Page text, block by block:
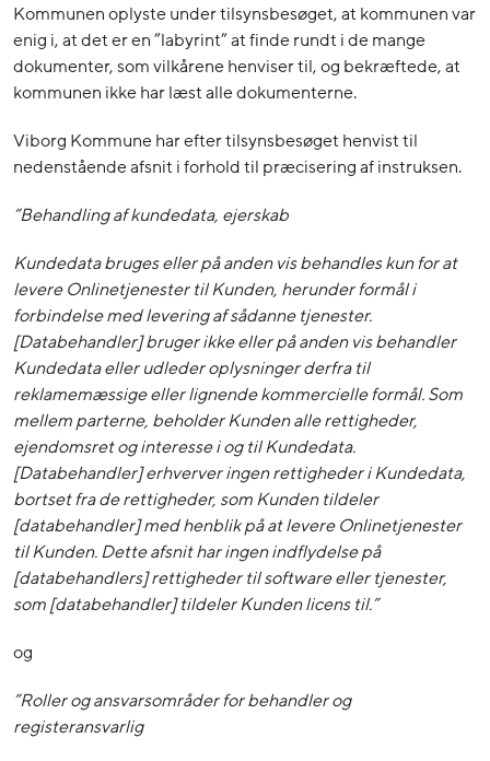
Kommunen oplyste under tilsynsbesøget, at kommunen var
enig i, at det er en ”labyrint” at finde rundt i de mange
dokumenter, som vilkårene henviser til, og bekræftede, at
kommunen ikke har læst alle dokumenterne.
Viborg Kommune har efter tilsynsbesøget henvist til
nedenstående afsnit i forhold til præcisering af instruksen.
”Behandling af kundedata, ejerskab
Kundedata bruges eller på anden vis behandles kun for at
levere Onlinetjenester til Kunden, herunder formål i
forbindelse med levering af sådanne tjenester.
[Databehandler] bruger ikke eller på anden vis behandler
Kundedata eller udleder oplysninger derfra til
reklamemæssige eller lignende kommercielle formål. Som
mellem parterne, beholder Kunden alle rettigheder,
ejendomsret og interesse i og til Kundedata.
[Databehandler] erhverver ingen rettigheder i Kundedata,
bortset fra de rettigheder, som Kunden tildeler
[databehandler] med henblik på at levere Onlinetjenester
til Kunden. Dette afsnit har ingen indflydelse på
[databehandlers] rettigheder til software eller tjenester,
som [databehandler] tildeler Kunden licens til.”
og
”Roller og ansvarsområder for behandler og
registeransvarlig